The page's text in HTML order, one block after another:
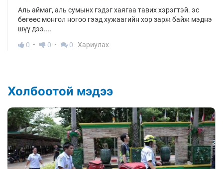
Аль аймаг, аль сумынх гэдэг хаягаа тавих хэрэгтэй. эс
бөгөөс монгол ногоо гээд хужаагийн хор зарж байж мэднэ
шүү дээ....
0
0 0 Хариулах
Холбоотой мэдээ